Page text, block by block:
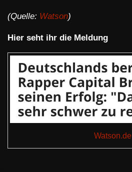
(Quelle: Watson)
Hier seht ihr die Meldung
Watson.de